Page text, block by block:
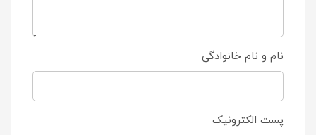
نام و نام خانوادگی
پست الکترونیک